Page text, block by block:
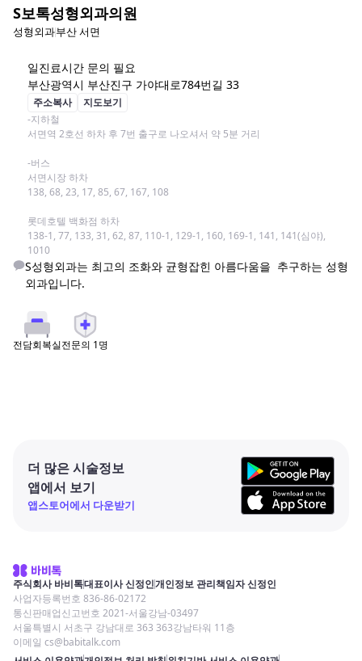
S보톡성형외과의원
성형외과부산 서면
일진료시간 문의 필요
부산광역시 부산진구 가야대로784번길 33
주소복사
지도보기
-지하철
서면역 2호선 하차 후 7번 출구로 나오셔서 약 5분 거리
-버스
서면시장 하차
138, 68, 23, 17, 85, 67, 167, 108
롯데호텔 백화점 하차
138-1, 77, 133, 31, 62, 87, 110-1, 129-1, 160, 169-1, 141, 141(심야),
1010
S성형외과는 최고의 조화와 균형잡힌 아름다움을  추구하는 성형
외과입니다.
전담회복실전문의 1명
더 많은 시술정보
앱에서 보기
앱스토어에서 다운받기
주식회사 바비톡대표이사 신정인개인정보 관리책임자 신정인
사업자등록번호 836-86-02172
통신판매업신고번호 2021-서울강남-03497
서울특별시 서초구 강남대로 363 363강남타워 11층
이메일 cs@babitalk.com